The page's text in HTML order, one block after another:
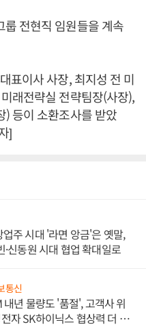
전현직 임원들을 계속
표이사 사장, 최지성 전 미
래전략실 전략팀장(사장),
) 등이 소환조사를 받았
]
업주 시대 '라면 앙금'은 옛말,
·신동원 시대 협업 확대일로
통신
년 물량도 '품절', 고객사 위
자 SK하이닉스 협상력 더 키